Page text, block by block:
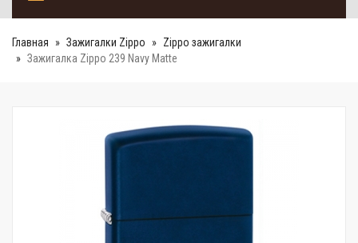
Главная Зажигалки Zippo
Zippo зажигалки
Зажигалка Zippo 239 Navy Matte